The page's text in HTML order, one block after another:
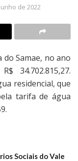
de 2022
Samae, no ano
34.702.815,27.
residencial, que
tarifa de água
Sociais do Vale